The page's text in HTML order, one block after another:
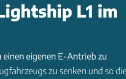
L1 im
einen eigenen E-Antrieb zu
zu senken und so